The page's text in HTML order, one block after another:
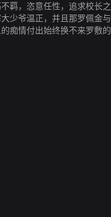
羁，恣意任性，追求校长
少爷温正，并且那罗佩金
痴情付出始终换不来罗敷